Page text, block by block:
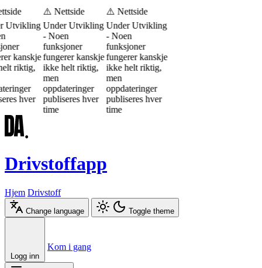
Utvikling
kanskje
riktig,
hver
⚠️ Nettside
Under Utvikling
- Noen
funksjoner
fungerer kanskje
ikke helt riktig,
men
oppdateringer
publiseres hver
time
⚠️ Nettside
Under Utvikling
- Noen
funksjoner
fungerer kanskje
ikke helt riktig,
men
oppdateringer
publiseres hver
time
Drivstoffapp
Hjem Drivstoff
Change language Toggle theme
Logg inn
Kom i gang